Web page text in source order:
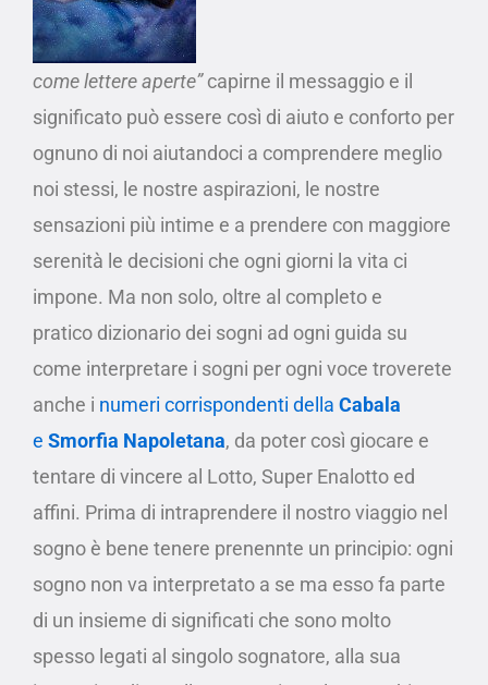
come lettere aperte”capirne il messaggio e il
significato può essere così di aiuto e conforto per
ognuno di noi aiutandoci a comprendere meglio
noi stessi, le nostre aspirazioni, le nostre
sensazioni più intime e a prendere con maggiore
serenità le decisioni che ogni giorni la vita ci
impone. Ma non solo, oltre al completo e
pratico dizionario dei sogni ad ogni guida su
come interpretare i sogni per ogni voce troverete
anche i numeri corrispondenti della Cabala
e Smorfia Napoletana, da poter così giocare e
tentare di vincere al Lotto, Super Enalotto ed
affini. Prima di intraprendere il nostro viaggio nel
sogno è bene tenere prenennte un principio: ogni
sogno non va interpretato a se ma esso fa parte
di un insieme di significati che sono molto
spesso legati al singolo sognatore, alla sua